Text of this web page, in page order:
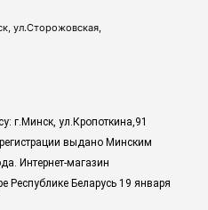
ул.Сторожовская,
г.Минск, ул.Кропоткина,91
выдано Минским
Интернет-магазин
Республике Беларусь 19 января